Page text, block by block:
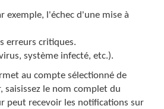
exemple, l'échec d'une mise à
erreurs critiques.
système infecté, etc.).
au compte sélectionné de
saisissez le nom complet du
peut recevoir les notifications sur